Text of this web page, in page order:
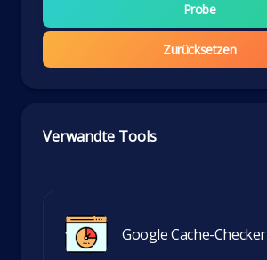
Probe
Zurücksetzen
Verwandte Tools
Google Cache-Checker